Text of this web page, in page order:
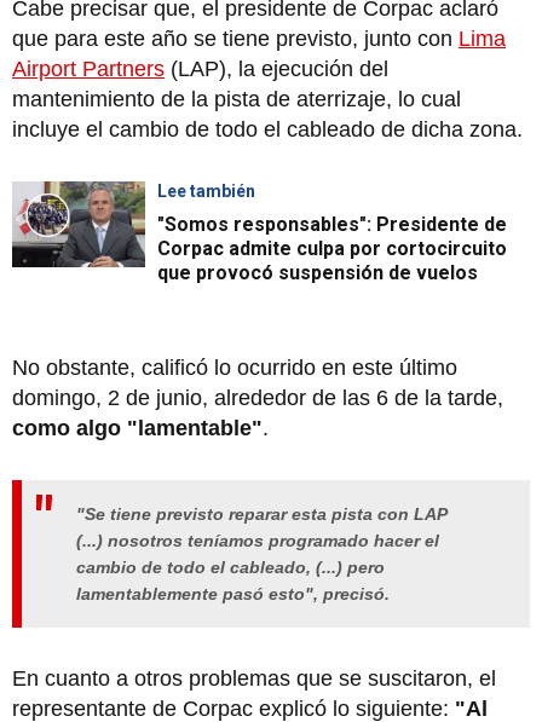
Cabe precisar que, el presidente de Corpac aclaró
que para este año se tiene previsto, junto con Lima
Airport Partners (LAP), la ejecución del
mantenimiento de la pista de aterrizaje, lo cual
incluye el cambio de todo el cableado de dicha zona.
Lee también
"Somos responsables": Presidente de
Corpac admite culpa por cortocircuito
que provocó suspensión de vuelos
No obstante, calificó lo ocurrido en este último
domingo, 2 de junio, alrededor de las 6 de la tarde,
como algo "lamentable".
"Se tiene previsto reparar esta pista con LAP
(...) nosotros teníamos programado hacer el
cambio de todo el cableado, (...) pero
lamentablemente pasó esto", precisó.
En cuanto a otros problemas que se suscitaron, el
representante de Corpac explicó lo siguiente: "Al